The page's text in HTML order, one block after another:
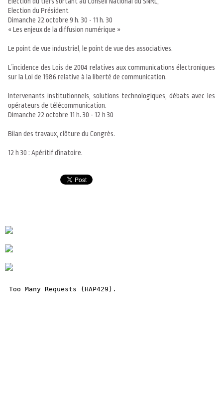
Election du Président
Dimanche 22 octobre 9 h. 30 - 11 h. 30
« Les enjeux de la diffusion numérique »
Le point de vue industriel, le point de vue des associatives.
L´incidence des Lois de 2004 relatives aux communications électroniques
sur la Loi de 1986 relative à la liberté de communication.
Intervenants institutionnels, solutions technologiques, débats avec les
opérateurs de télécommunication.
Dimanche 22 octobre 11 h. 30 - 12 h 30
Bilan des travaux, clôture du Congrès.
12 h 30 : Apéritif dînatoire.